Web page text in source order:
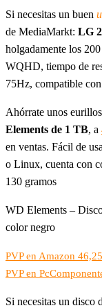
Si necesitas un buen
de MediaMarkt: LG
holgadamente los
WQHD, tiempo de
75Hz, compatible
Ahórrate unos
Elements de 1 TB, a
en ventas. Fácil de
o Linux, cuenta con
130 gramos
WD Elements –
color negro
PVP en Amazon
PVP en
Si necesitas un disco